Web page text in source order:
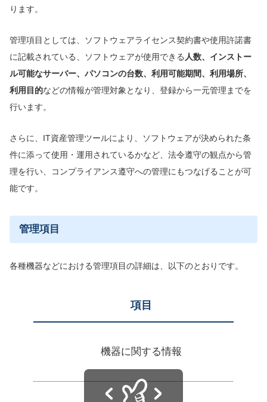
ります。
管理項目としては、ソフトウェアライセンス契約書や使用許諾書
に記載されている、ソフトウェアが使用できる 人数、 インストー
ル可能なサーバー、 パソコンの台数、 利用可能期間、利用場所、
利用目的などの情報が管理対象となり、登録から一元管理までを
行います。
さらに、IT資産管理ツールにより、ソフトウェアが決められた条
件に添って使用・運用されているかなど、法令遵守の観点から管
理を行い、コンプライアンス遵守への管理にもつなげることが可
能です。
管理項目
各種機器などにおける管理項目の詳細は、以下のとおりです。
項目
機器に関する情報